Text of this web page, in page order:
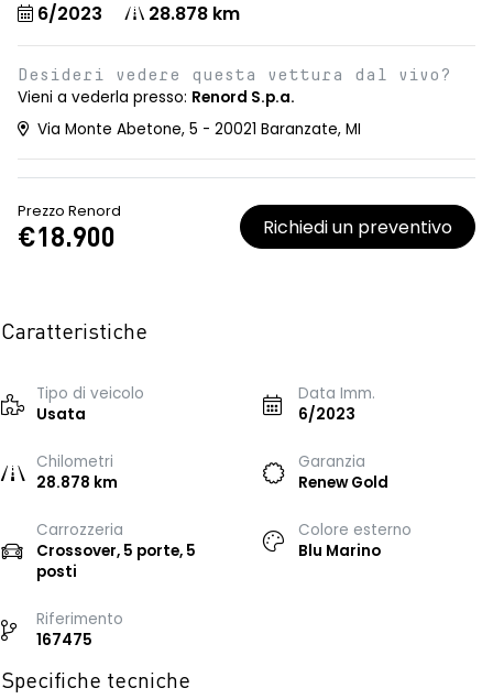
6/2023 28.878 km
Desideri vedere questa vettura dal vivo?
Vieni a vederla presso: Renord S.p.a.
Via Monte Abetone, 5 - 20021 Baranzate, MI
Prezzo Renord
€18.900 Richiedi un preventivo
Caratteristiche
Tipo di veicolo
Usata
Data Imm.
6/2023
Chilometri
28.878 km
Garanzia
Renew Gold
Carrozzeria
Crossover, 5 porte, 5
posti
Colore esterno
Blu Marino
Riferimento
167475
Specifiche tecniche